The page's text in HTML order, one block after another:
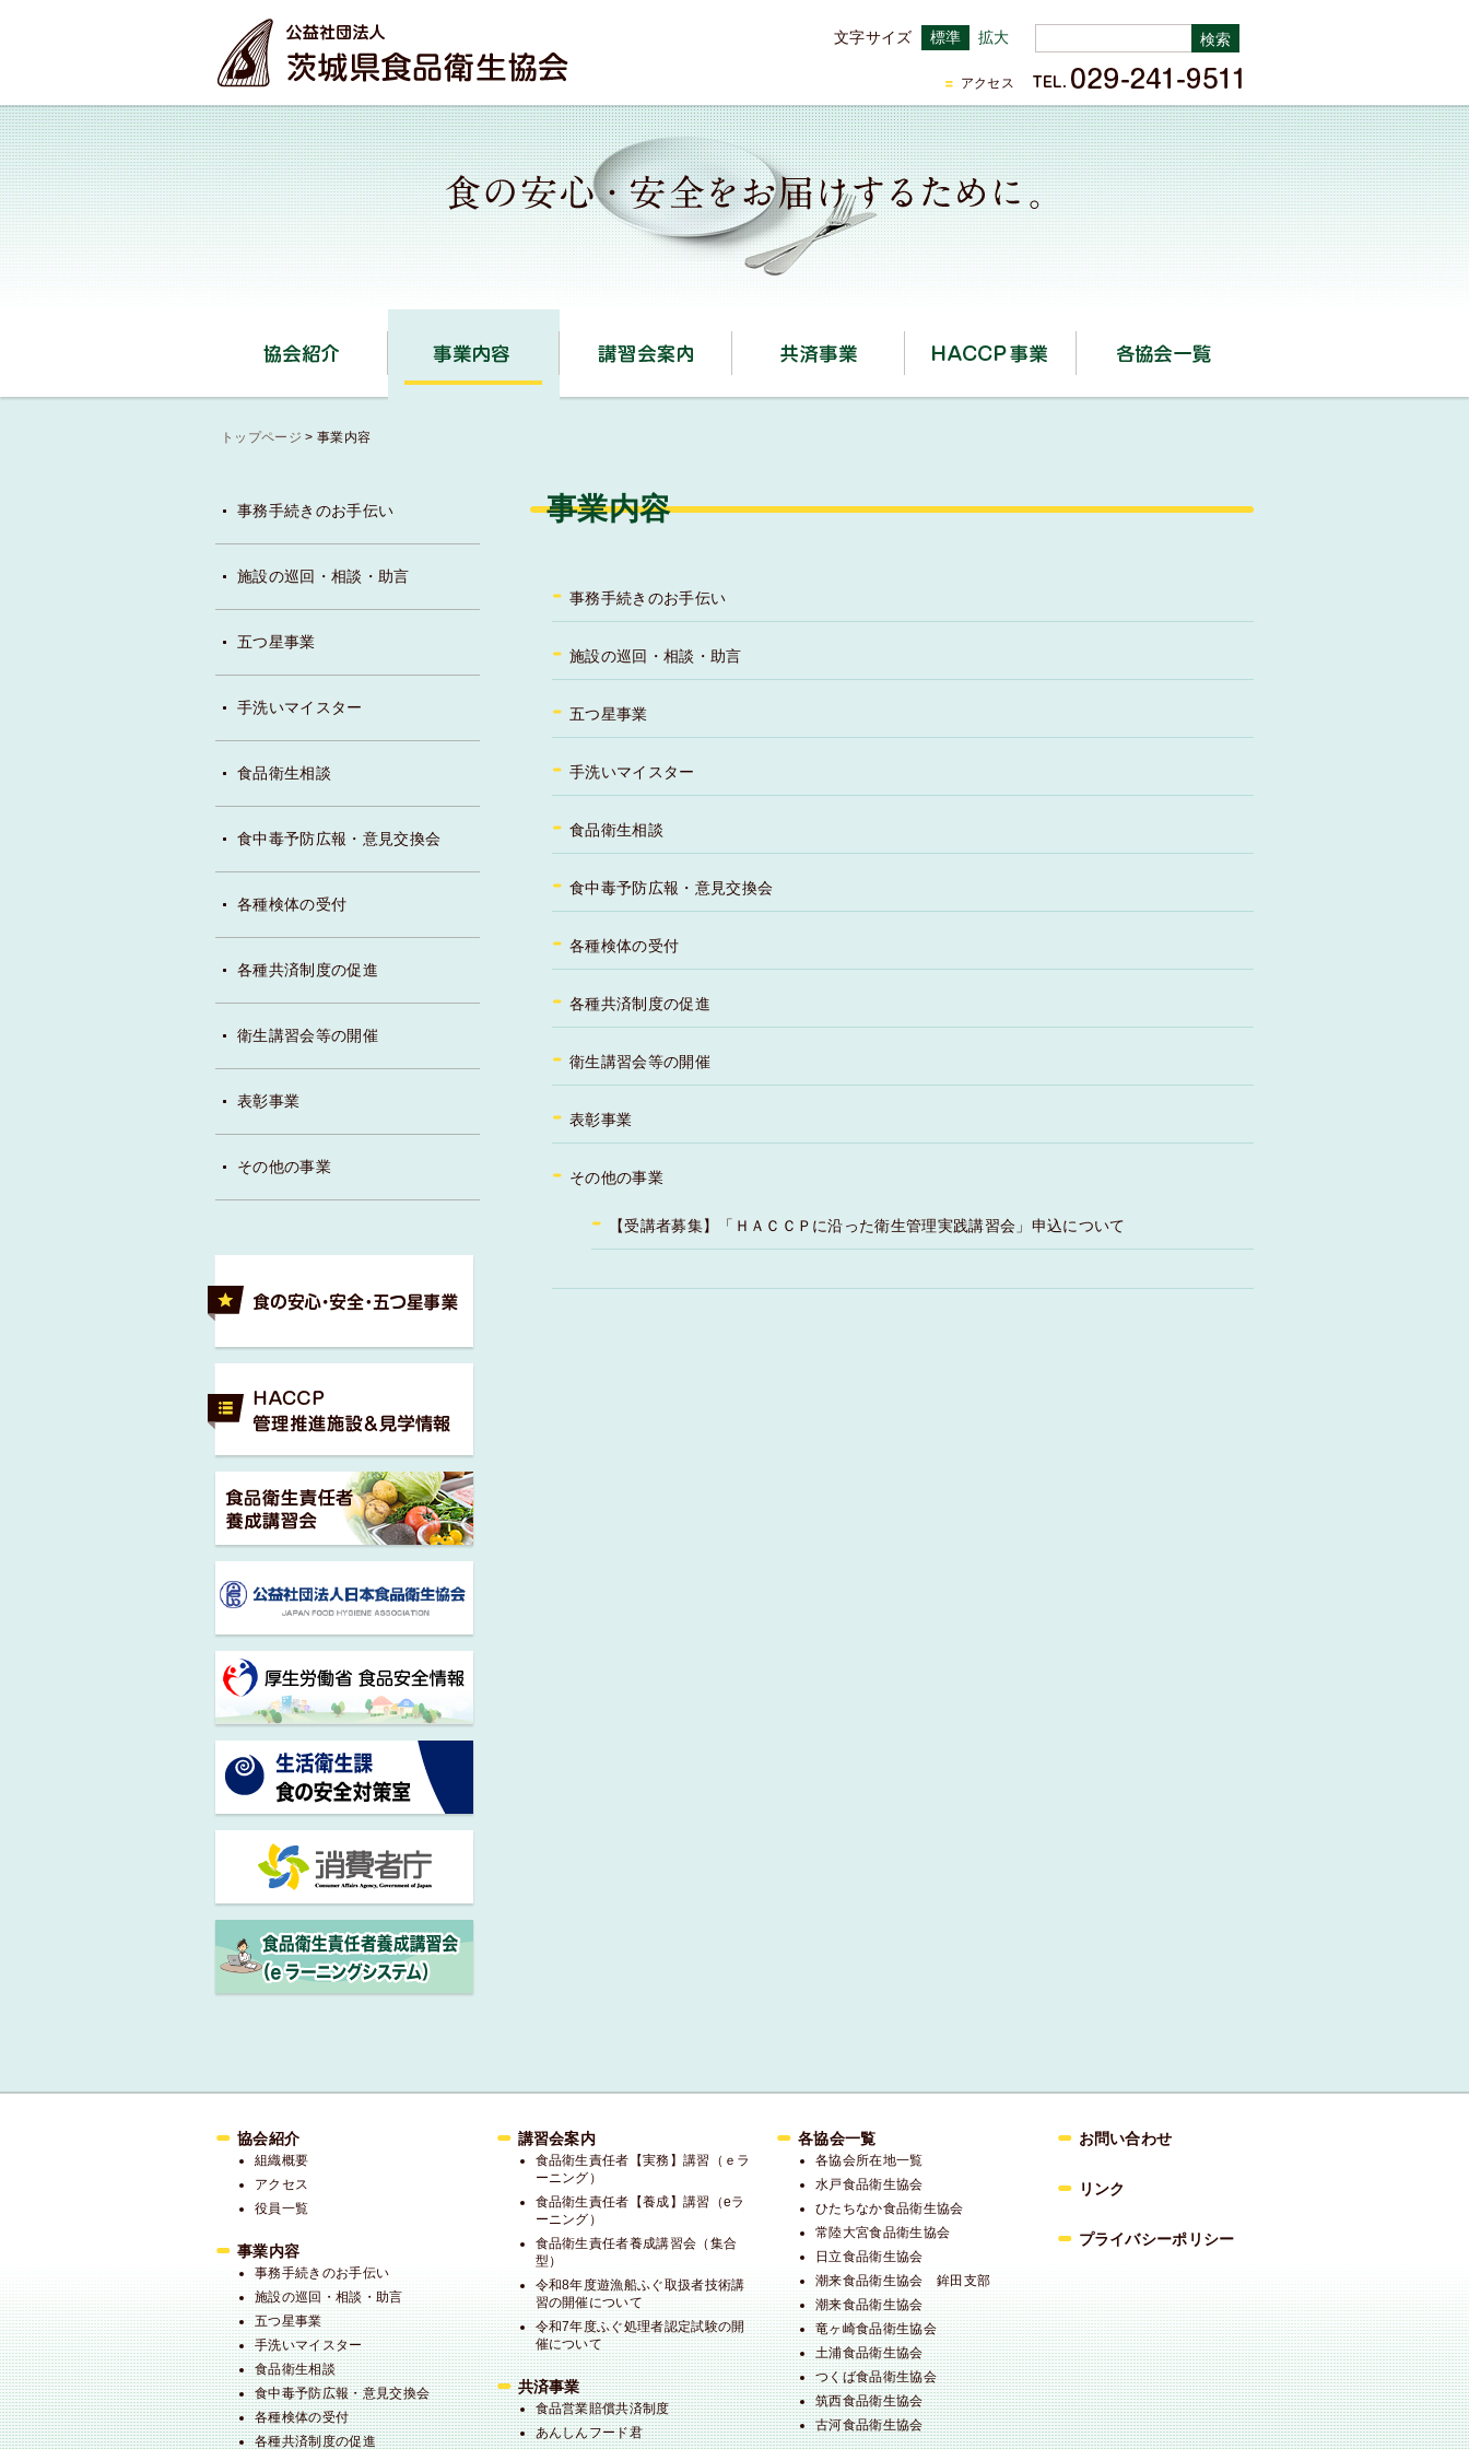
文字サイズ 標準 拡大
アクセス
協会紹介 事業内容 講習会案内 共済事業 HACCP事業
トップページ > 事業内容
事務手続きのお手伝い
施設の巡回・相談・助言
五つ星事業
手洗いマイスター
食品衛生相談
食中毒予防広報・意見交換会
各種検体の受付
各種共済制度の促進
衛生講習会等の開催
表彰事業
その他の事業
事業内容
事務手続きのお手伝い
施設の巡回・相談・助言
五つ星事業
手洗いマイスター
食品衛生相談
食中毒予防広報・意見交換会
各種検体の受付
各種共済制度の促進
衛生講習会等の開催
表彰事業
その他の事業
【受講者募集】「ＨＡＣＣＰに沿った衛生管理実践講習会」申込について
協会紹介
組織概要
アクセス
役員一覧
事業内容
事務手続きのお手伝い
施設の巡回・相談・助言
五つ星事業
手洗いマイスター
食品衛生相談
食中毒予防広報・意見交換会
各種検体の受付
各種共済制度の促進
講習会案内
食品衛生責任者【実務】講習（ｅラ
ーニング）
食品衛生責任者【養成】講習（eラ
ーニング）
食品衛生責任者養成講習会（集合
型）
令和8年度遊漁船ふぐ取扱者技術講
習の開催について
令和7年度ふぐ処理者認定試験の開
催について
共済事業
食品営業賠償共済制度
あんしんフード君
各協会一覧
各協会所在地一覧
水戸食品衛生協会
ひたちなか食品衛生協会
常陸大宮食品衛生協会
日立食品衛生協会
潮来食品衛生協会 鉾田支部
潮来食品衛生協会
竜ヶ崎食品衛生協会
土浦食品衛生協会
つくば食品衛生協会
筑西食品衛生協会
古河食品衛生協会
お問い合わせ
リンク
プライバシーポリシー